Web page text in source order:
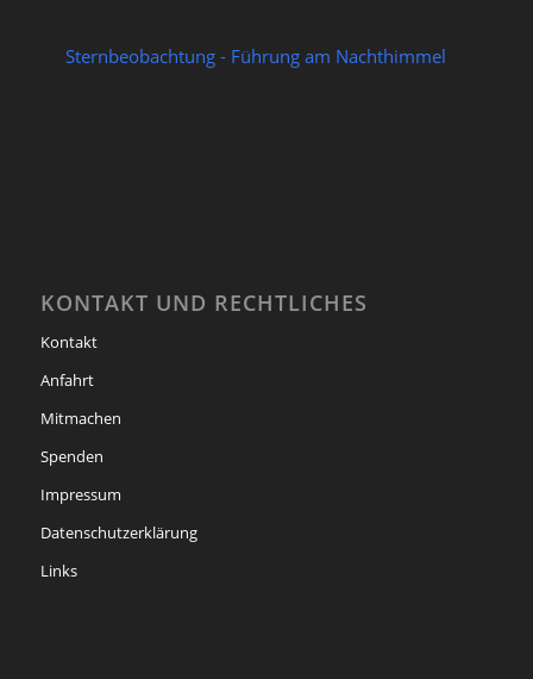
Sternbeobachtung - Führung am Nachthimmel
KONTAKT UND RECHTLICHES
Kontakt
Anfahrt
Mitmachen
Spenden
Impressum
Datenschutzerklärung
Links